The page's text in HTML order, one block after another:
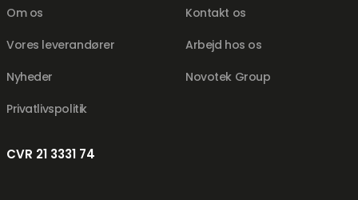
Om os
Vores leverandører
Nyheder
Privatlivspolitik
Kontakt os
Arbejd hos os
Novotek Group
CVR 21 3331 74